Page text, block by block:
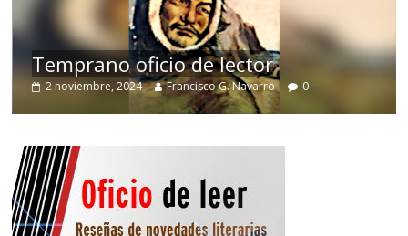
Temprano oficio de lector
2 noviembre, 2024 Francisco G. Navarro 0